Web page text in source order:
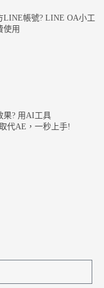
LINE帳號? LINE OA小工
使用
果? 用AI工具
代AE，一秒上手!